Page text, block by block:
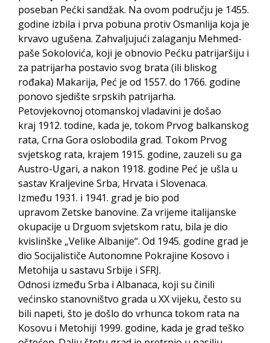
poseban Pećki sandžak. Na ovom području je 1455.
godine izbila i prva pobuna protiv Osmanlija koja je
krvavo ugušena. Zahvaljujući zalaganju Mehmed-
paše Sokolovića, koji je obnovio Pećku patrijaršiju i
za patrijarha postavio svog brata (ili bliskog
rođaka) Makarija, Peć je od 1557. do 1766. godine
ponovo sjedište srpskih patrijarha.
Petovjekovnoj otomanskoj vladavini je došao
kraj 1912. todine, kada je, tokom Prvog balkanskog
rata, Crna Gora oslobodila grad. Tokom Prvog
svjetskog rata, krajem 1915. godine, zauzeli su ga
Austro-Ugari, a nakon 1918. godine Peć je ušla u
sastav Kraljevine Srba, Hrvata i Slovenaca.
Između 1931. i 1941. grad je bio pod
upravom Zetske banovine. Za vrijeme italijanske
okupacije u Drguom svjetskom ratu, bila je dio
kvislinške „Velike Albanije“. Od 1945. godine grad je
dio Socijalističe Autonomne Pokrajine Kosovo i
Metohija u sastavu Srbije i SFRJ.
Odnosi između Srba i Albanaca, koji su činili
većinsko stanovništvo grada u XX vijeku, često su
bili napeti, što je došlo do vrhunca tokom rata na
Kosovu i Metohiji 1999. godine, kada je grad teško